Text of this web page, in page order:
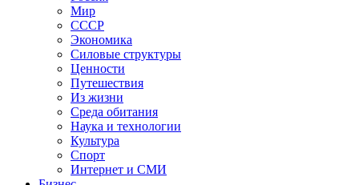
Мир
СССР
Экономика
Силовые структуры
Ценности
Путешествия
Из жизни
Среда обитания
Наука и технологии
Культура
Спорт
Интернет и СМИ